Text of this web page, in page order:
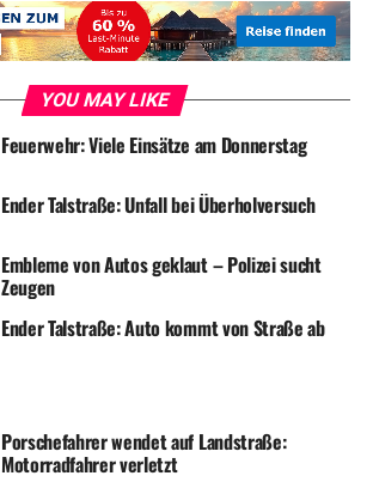
YOU MAY LIKE
Feuerwehr: Viele Einsätze am Donnerstag
Ender Talstraße: Unfall bei Überholversuch
Embleme von Autos geklaut – Polizei sucht
Zeugen
Ender Talstraße: Auto kommt von Straße ab
Porschefahrer wendet auf Landstraße:
Motorradfahrer verletzt